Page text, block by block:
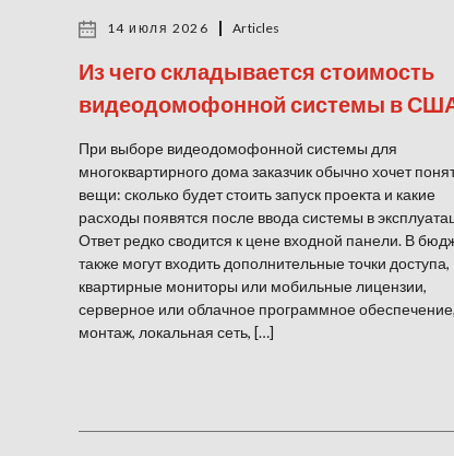
14 июля 2026 Articles
Из чего складывается стоимость
видеодомофонной системы в
При выборе видеодомофонной системы для
многоквартирного дома заказчик обычно хочет
вещи: сколько будет стоить запуск проекта и какие
расходы появятся после ввода системы в
Ответ редко сводится к цене входной панели. В
также могут входить дополнительные точки доступа,
квартирные мониторы или мобильные лицензии,
серверное или облачное программное обеспечение,
монтаж, локальная сеть, […]